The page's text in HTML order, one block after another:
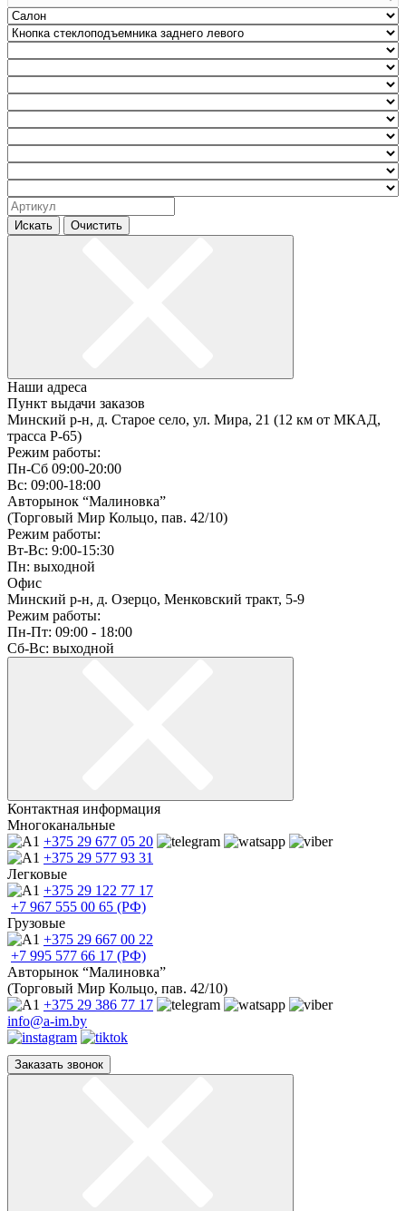
Искать Очистить
Наши адреса
Пункт выдачи заказов
Минский р-н, д. Старое село, ул. Мира, 21 (12 км от МКАД,
трасса P-65)
Режим работы:
Пн-Сб 09:00-20:00
Вс: 09:00-18:00
Авторынок “Малиновка”
(Торговый Мир Кольцо, пав. 42/10)
Режим работы:
Вт-Вс: 9:00-15:30
Пн: выходной
Офис
Минский р-н, д. Озерцо, Менковский тракт, 5-9
Режим работы:
Пн-Пт: 09:00 - 18:00
Сб-Вс: выходной
Контактная информация
Многоканальные
+375 29 677 05 20
+375 29 577 93 31
Легковые
+375 29 122 77 17
+7 967 555 00 65 (РФ)
Грузовые
+375 29 667 00 22
+7 995 577 66 17 (РФ)
Авторынок “Малиновка”
(Торговый Мир Кольцо, пав. 42/10)
+375 29 386 77 17
info@a-im.by
Заказать звонок